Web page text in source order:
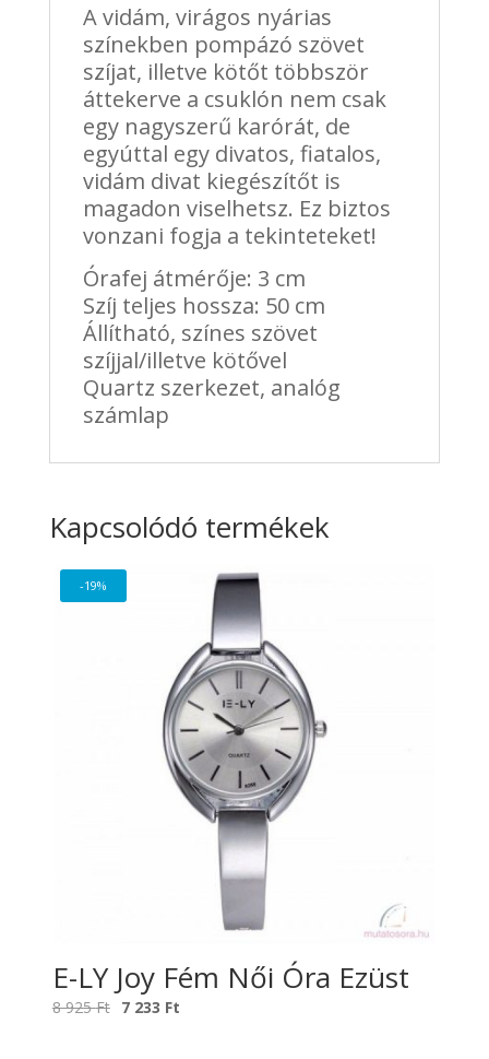
A vidám, virágos nyárias
színekben pompázó szövet
szíjat, illetve kötőt többször
áttekerve a csuklón nem csak
egy nagyszerű karórát, de
egyúttal egy divatos, fiatalos,
vidám divat kiegészítőt is
magadon viselhetsz. Ez biztos
vonzani fogja a tekinteteket!
Órafej átmérője: 3 cm
Szíj teljes hossza: 50 cm
Állítható, színes szövet
szíjjal/illetve kötővel
Quartz szerkezet, analóg
számlap
Kapcsolódó termékek
-19%
E-LY Joy Fém Női Óra Ezüst
8 925Ft Original
7 233 Ft